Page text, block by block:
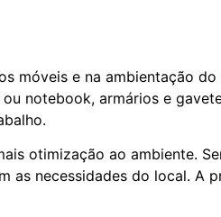
móveis e na ambientação
notebook, armários e
otimização ao ambiente.
necessidades do local. A